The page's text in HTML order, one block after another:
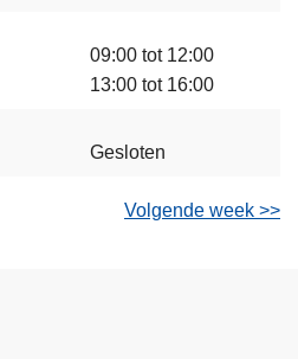
09:00 tot 12:00
13:00 tot 16:00
Gesloten
Volgende week >>